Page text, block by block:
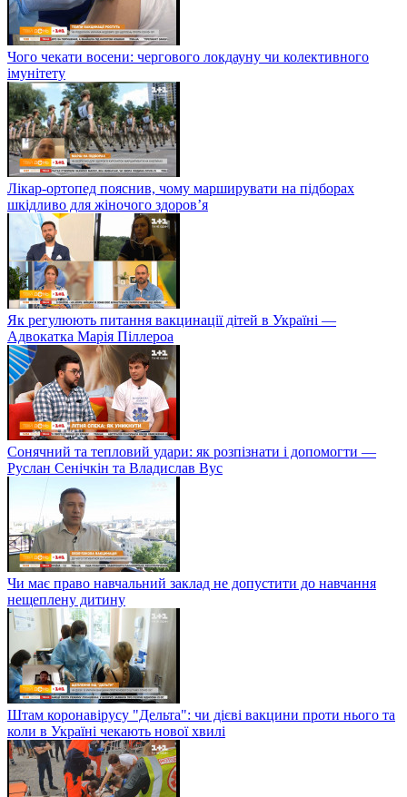
Чого чекати восени: чергового локдауну чи колективного
імунітету
Лікар-ортопед пояснив, чому марширувати на підборах
шкідливо для жіночого здоров’я
Як регулюють питання вакцинації дітей в Україні —
Адвокатка Марія Піллероа
Сонячний та тепловий удари: як розпізнати і допомогти —
Руслан Сенічкін та Владислав Вус
Чи має право навчальний заклад не допустити до навчання
нещеплену дитину
Штам коронавірусу "Дельта": чи дієві вакцини проти нього та
коли в Україні чекають нової хвилі